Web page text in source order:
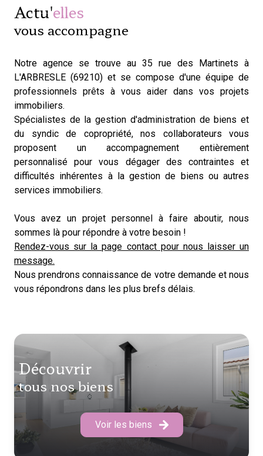
découvrir
tous nos biens
Voir les biens
Actu'elles
vous accompagne
Notre agence se trouve au 35 rue des Martinets à
L'ARBRESLE (69210) et se compose d'une équipe de
professionnels prêts à vous aider dans vos projets
immobiliers.
Spécialistes de la gestion d'administration de biens et
du syndic de copropriété, nos collaborateurs vous
proposent un accompagnement entièrement
personnalisé pour vous dégager des contraintes et
difficultés inhérentes à la gestion de biens ou autres
services immobiliers.
Vous avez un projet personnel à faire aboutir, nous
sommes là pour répondre à votre besoin !
Rendez-vous sur la page contact pour nous laisser un
message.
Nous prendrons connaissance de votre demande et nous
vous répondrons dans les plus brefs délais.